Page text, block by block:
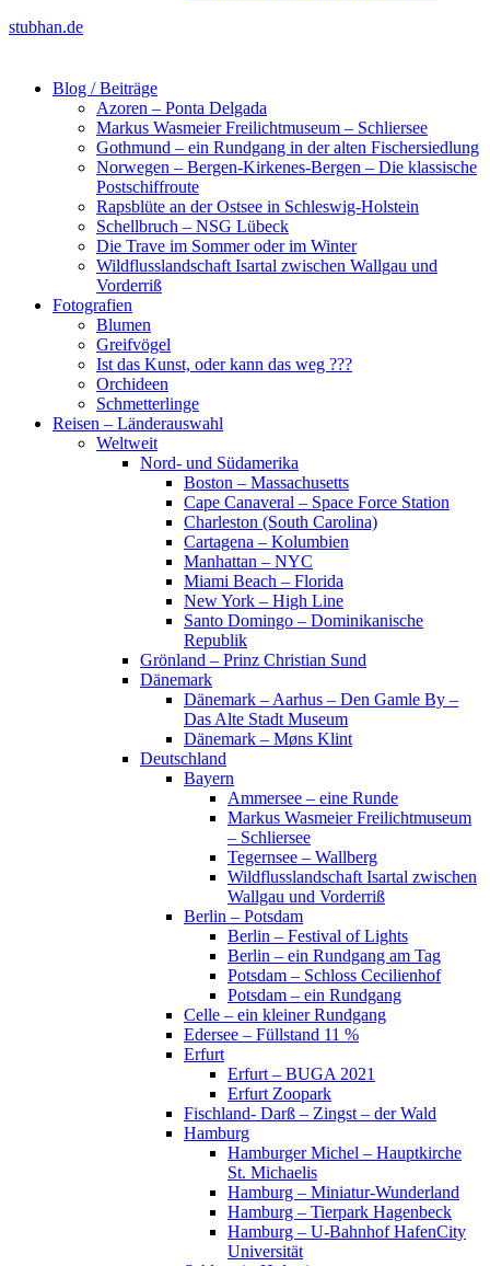
stubhan.de
Blog / Beiträge
Azoren – Ponta Delgada
Markus Wasmeier Freilichtmuseum – Schliersee
Gothmund – ein Rundgang in der alten Fischersiedlung
Norwegen – Bergen-Kirkenes-Bergen – Die klassische
Postschiffroute
Rapsblüte an der Ostsee in Schleswig-Holstein
Schellbruch – NSG Lübeck
Die Trave im Sommer oder im Winter
Wildflusslandschaft Isartal zwischen Wallgau und
Vorderriß
Fotografien
Blumen
Greifvögel
Ist das Kunst, oder kann das weg ???
Orchideen
Schmetterlinge
Reisen – Länderauswahl
Weltweit
Nord- und Südamerika
Boston – Massachusetts
Cape Canaveral – Space Force Station
Charleston (South Carolina)
Cartagena – Kolumbien
Manhattan – NYC
Miami Beach – Florida
New York – High Line
Santo Domingo – Dominikanische
Republik
Grönland – Prinz Christian Sund
Dänemark
Dänemark – Aarhus – Den Gamle By –
Das Alte Stadt Museum
Dänemark – Møns Klint
Deutschland
Bayern
Ammersee – eine Runde
Markus Wasmeier Freilichtmuseum
– Schliersee
Tegernsee – Wallberg
Wildflusslandschaft Isartal zwischen
Wallgau und Vorderriß
Berlin – Potsdam
Berlin – Festival of Lights
Berlin – ein Rundgang am Tag
Potsdam – Schloss Cecilienhof
Potsdam – ein Rundgang
Celle – ein kleiner Rundgang
Edersee – Füllstand 11 %
Erfurt
Erfurt – BUGA 2021
Erfurt Zoopark
Fischland- Darß – Zingst – der Wald
Hamburg
Hamburger Michel – Hauptkirche
St. Michaelis
Hamburg – Miniatur-Wunderland
Hamburg – Tierpark Hagenbeck
Hamburg – U-Bahnhof HafenCity
Universität